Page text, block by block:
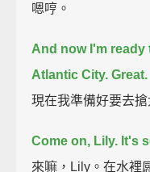
嗯哼。
And now I'm
Atlantic City. Great.
現在我準備好要去
Come on, Lily. It's
來嘛，Lily。在水裡